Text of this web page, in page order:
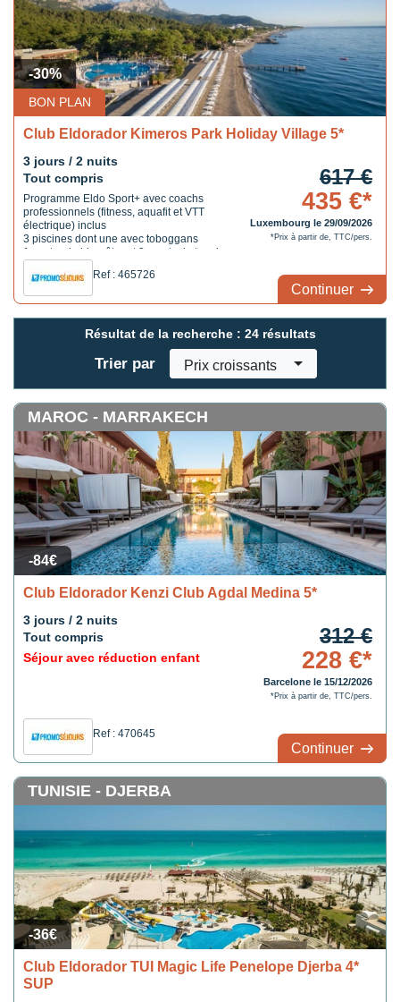
BON PLAN
-30%
Club Eldorador Kimeros Park Holiday Village 5*
3 jours / 2 nuits
Tout compris
Programme Eldo Sport+ avec coachs
professionnels (fitness, aquafit et VTT
électrique) inclus
3 piscines dont une avec toboggans
1 centre de bien-être et 3 courts de tennis
Ref : 465726
617 €
435 €*
Luxembourg le 29/09/2026
*Prix à partir de, TTC/pers.
Continuer
Résultat de la recherche : 24 résultats
Trier par Prix croissants
-84€
MAROC - MARRAKECH
Club Eldorador Kenzi Club Agdal Medina 5*
3 jours / 2 nuits
Tout compris
Séjour avec réduction enfant
Ref : 470645
312 €
228 €*
Barcelone le 15/12/2026
*Prix à partir de, TTC/pers.
Continuer
-36€
TUNISIE - DJERBA
Club Eldorador TUI Magic Life Penelope Djerba 4*
SUP